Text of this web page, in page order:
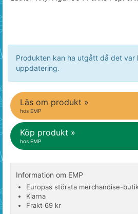
Produkten kan ha utgått då det var
uppdatering.
Läs om produkt »
hos EMP
Köp produkt »
hos EMP
Information om EMP
Europas största merchandise-
Klarna
Frakt 69 kr